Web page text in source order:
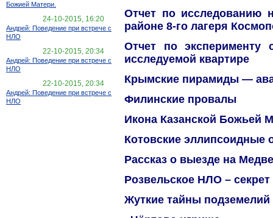
Божией Матери.
24-10-2015, 16:20
Андрей: Поведение при встрече с
НЛО
22-10-2015, 20:34
Андрей: Поведение при встрече с
НЛО
22-10-2015, 20:34
Андрей: Поведение при встрече с
НЛО
Отчет по исследованию
районе 8-го лагеря
Отчет по эксперименту
исследуемой квартире
Крымские пирамиды —
Филинские провалы
Икона Казанской Божьей
Котовские эллипсоидные
Рассказ о выезде на
Розвельское НЛО –
Жуткие тайны подземелий